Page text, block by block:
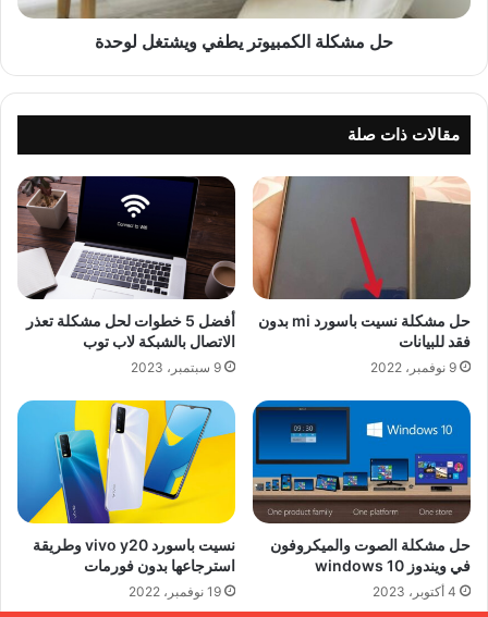
حل مشكلة الكمبيوتر يطفي ويشتغل لوحدة
مقالات ذات صلة
حل مشكلة نسيت باسورد mi بدون
فقد للبيانات
9 نوفمبر، 2022
أفضل 5 خطوات لحل مشكلة تعذر
الاتصال بالشبكة لاب توب
9 سبتمبر، 2023
حل مشكلة الصوت والميكروفون
في ويندوز 10 windows
4 أكتوبر، 2023
نسيت باسورد vivo y20 وطريقة
استرجاعها بدون فورمات
19 نوفمبر، 2022